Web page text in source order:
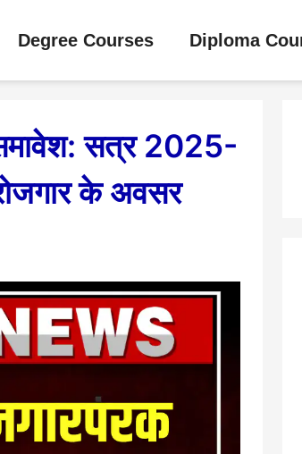
Degree Courses Diploma
समावेश: सत्र 2025-
के अवसर